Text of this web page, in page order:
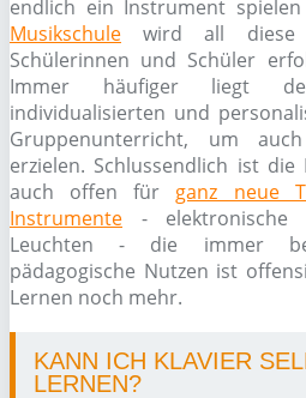
endlich ein Instrument
Musikschule wird all diese
Schülerinnen und Schüler
Immer häufiger liegt
individualisierten und
Gruppenunterricht, um
erzielen. Schlussendlich ist die
auch offen für ganz neue
Instrumente - elektronische
Leuchten - die immer
pädagogische Nutzen ist
Lernen noch mehr.
KANN ICH KLAVIER
LERNEN?